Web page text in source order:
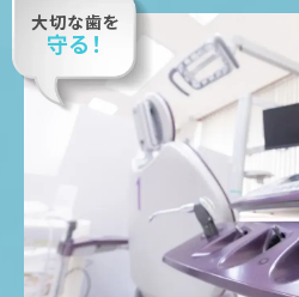
大切な歯を
守る！